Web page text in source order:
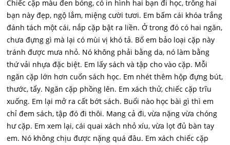
Chiếc cặp màu đen bóng, có in hình hai bạn đi học, trông hai
bạn này đẹp, ngộ lắm, miệng cười tươi. Em bấm cái khóa trắng
đánh tách một cái, nắp cặp bật ra liền. Ở trong đó có hai ngăn,
chưa đựng gì mà lại có mùi vị khó tả. Bố em bảo loại cặp này
tránh được mưa nhỏ. Nó không phải bằng da, nó làm bằng
thứ vải nhựa đặc biệt. Em lấy sách và tập cho vào cặp. Mỗi
ngăn cặp lớn hơn cuốn sách học. Em nhét thêm hộp đựng bút,
thước, tẩy. Ngăn cặp phồng lên. Em xách thử, chiếc cặp trĩu
xuống. Em lại mở ra cất bớt sách. Buổi nào học bài gì thì em
chỉ đem sách, tập đó đi thôi. Mang cả đi, vừa nặng vừa chóng
hư cặp. Em xem lại, cái quai xách nhỏ xíu, vừa lọt đủ bàn tay
em. Nó không chịu được nặng quá đâu. Em xách chiếc cặp